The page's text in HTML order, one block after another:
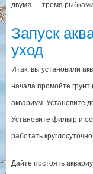
двумя — тремя
Запуск
уход
Итак, вы установили
начала промойте
аквариум. Установите
Установите фильтр и
работать
Дайте постоять